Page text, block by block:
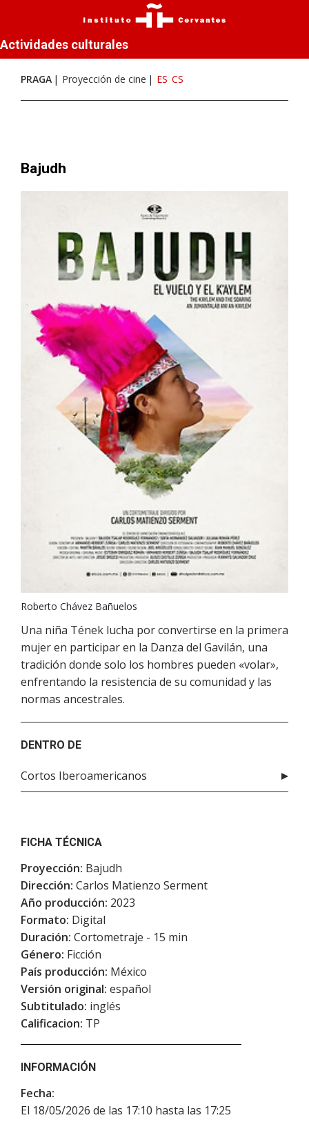
Actividades culturales
PRAGA Proyección de cine ES CS
Bajudh
Roberto Chávez Bañuelos
Una niña Tének lucha por convertirse en la primera
mujer en participar en la Danza del Gavilán, una
tradición donde solo los hombres pueden «volar»,
enfrentando la resistencia de su comunidad y las
normas ancestrales.
DENTRO DE
Cortos Iberoamericanos
FICHA TÉCNICA
Proyección: Bajudh
Dirección: Carlos Matienzo Serment
Año producción: 2023
Formato: Digital
Duración: Cortometraje - 15 min
Género: Ficción
País producción: México
Versión original: español
Subtitulado: inglés
Calificacion: TP
INFORMACIÓN
Fecha:
El 18/05/2026 de las 17:10 hasta las 17:25